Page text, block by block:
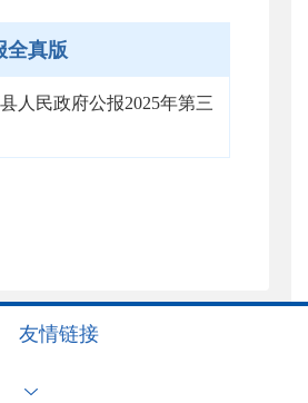
全真版
人民政府公报2025年第三
友情链接